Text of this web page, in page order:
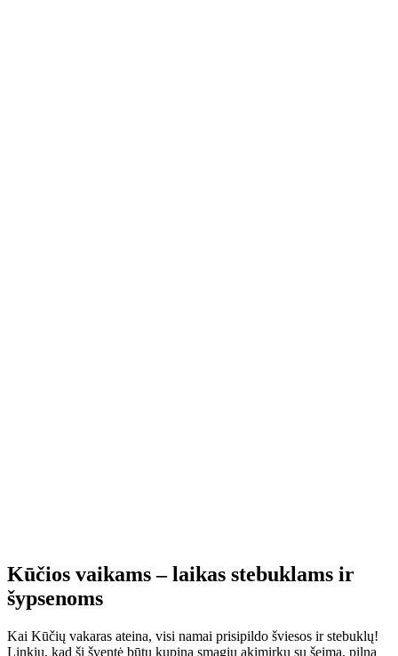
Kūčios vaikams – laikas stebuklams ir
šypsenoms
Kai Kūčių vakaras ateina, visi namai prisipildo šviesos ir stebuklų!
Linkiu, kad ši šventė būtų kupina smagių akimirkų su šeima, pilna